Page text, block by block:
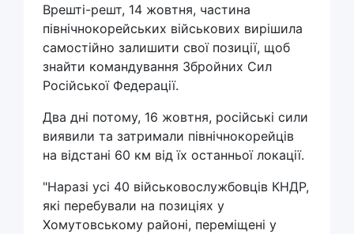
Врешті-решт, 14 жовтня, частина
північнокорейських військових вирішила
самостійно залишити свої позиції, щоб
знайти командування Збройних Сил
Російської Федерації.
Два дні потому, 16 жовтня, російські сили
виявили та затримали північнокорейців
на відстані 60 км від їх останньої локації.
"Наразі усі 40 військовослужбовців КНДР,
які перебували на позиціях у
Хомутовському районі, переміщені у